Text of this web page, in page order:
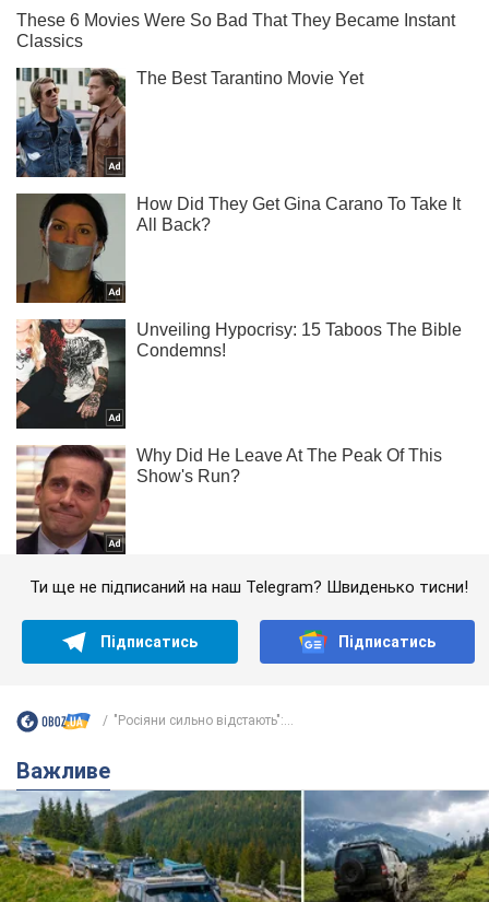
Ти ще не підписаний на наш Telegram? Швиденько тисни!
Підписатись Підписатись
"Росіяни сильно відстають":...
Важливе